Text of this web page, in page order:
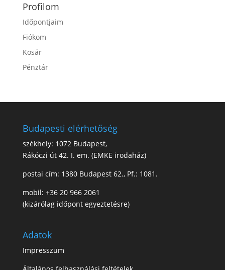
Profilom
Időpontjaim
Fiókom
Kosár
Pénztár
Budapesti elérhetőség
székhely: 1072 Budapest,
Rákóczi út 42. I. em. (EMKE irodaház)
postai cím: 1380 Budapest 62., Pf.: 1081.
mobil: +36 20 966 2061
(kizárólag időpont egyeztetésre)
Adatok
Impresszum